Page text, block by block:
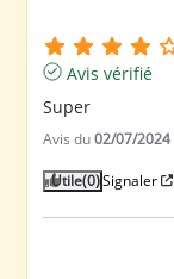
Avis vérifié
Super
Avis du02/07/2024
Utile(0)Signaler